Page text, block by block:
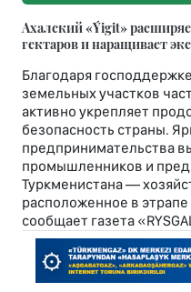
Ахалский «Ýigit»
гектаров и наращивает
Благодаря
земельных участков
активно укрепляет
безопасность страны.
предпринимательства
промышленников и
Туркменистана —
расположенное в этрапе
сообщает газета